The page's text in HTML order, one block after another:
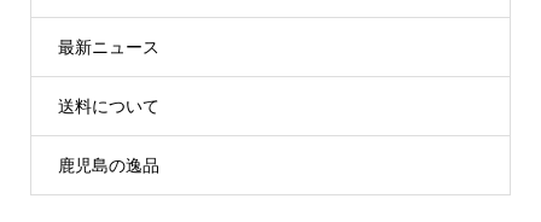
最新ニュース
送料について
鹿児島の逸品